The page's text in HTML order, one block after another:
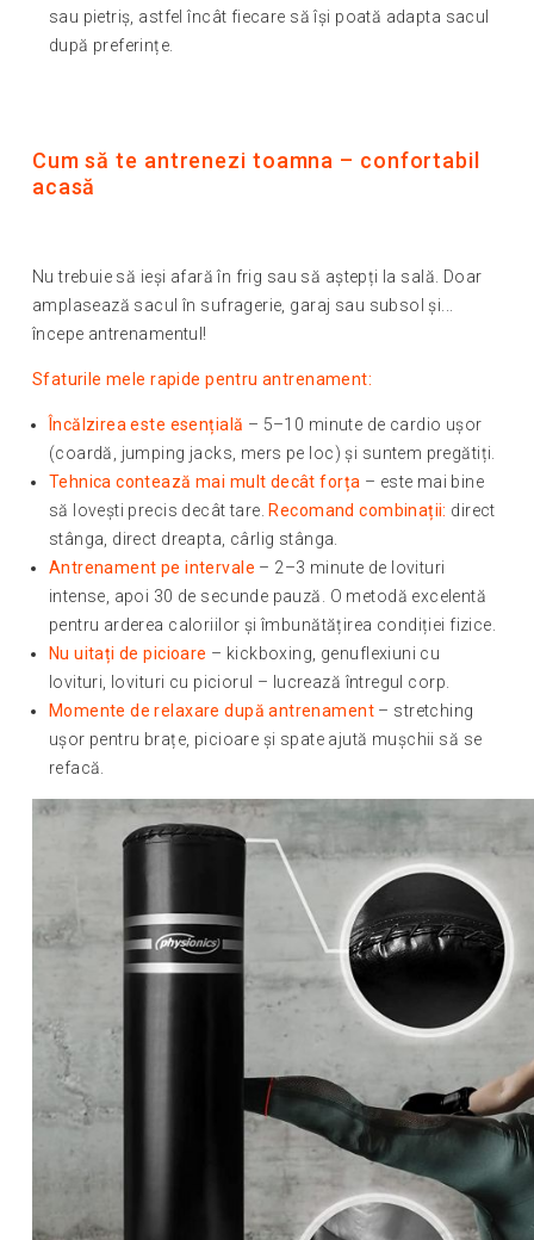
sau pietriș, astfel încât fiecare să își poată adapta sacul
după preferințe.
Cum să te antrenezi toamna – confortabil
acasă
Nu trebuie să ieși afară în frig sau să aștepți la sală. Doar
amplasează sacul în sufragerie, garaj sau subsol și...
începe antrenamentul!
Sfaturile mele rapide pentru antrenament:
Încălzirea este esențială – 5–10 minute de cardio ușor
(coardă, jumping jacks, mers pe loc) și suntem pregătiți.
Tehnica contează mai mult decât forța – este mai bine
să lovești precis decât tare. Recomand combinații: direct
stânga, direct dreapta, cârlig stânga.
Antrenament pe intervale – 2–3 minute de lovituri
intense, apoi 30 de secunde pauză. O metodă excelentă
pentru arderea caloriilor și îmbunătățirea condiției fizice.
Nu uitați de picioare – kickboxing, genuflexiuni cu
lovituri, lovituri cu piciorul – lucrează întregul corp.
Momente de relaxare după antrenament – stretching
ușor pentru brațe, picioare și spate ajută mușchii să se
refacă.